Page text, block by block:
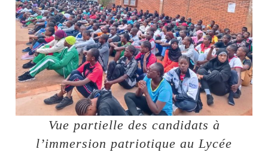
Vue partielle des candidats à
l’immersion patriotique au Lycée